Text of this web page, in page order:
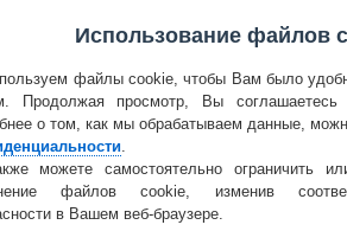
Температура
Использование файлов
файлы cookie, чтобы Вам было
Продолжая просмотр, Вы соглашаетесь
о том, как мы обрабатываем данные,
можете самостоятельно ограничить
файлов cookie, изменив
в Вашем веб-браузере.